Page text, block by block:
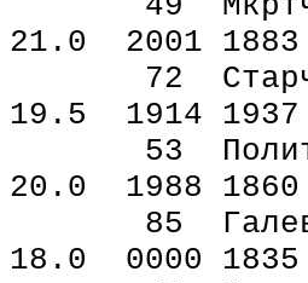
21.0 2001
72
19.5 1914 1937
53
20.0 1988
85
18.0 0000